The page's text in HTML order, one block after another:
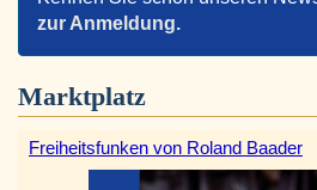
zur Anmeldung.
Marktplatz
Freiheitsfunken von Roland Baader